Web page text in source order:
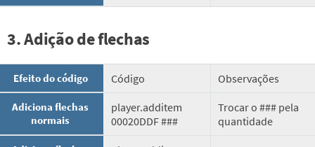
3. Adição de flechas
Efeito do código Código Observações
Adiciona flechas
normais
player.additem
00020DDF ###
Trocar o ### pela
quantidade